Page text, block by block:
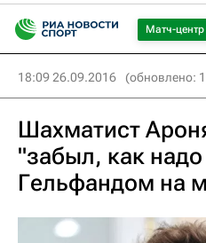
Матч-центр
18:09 26.09.2016 (обновлено:
Шахматист
"забыл, как надо
Гельфандом на